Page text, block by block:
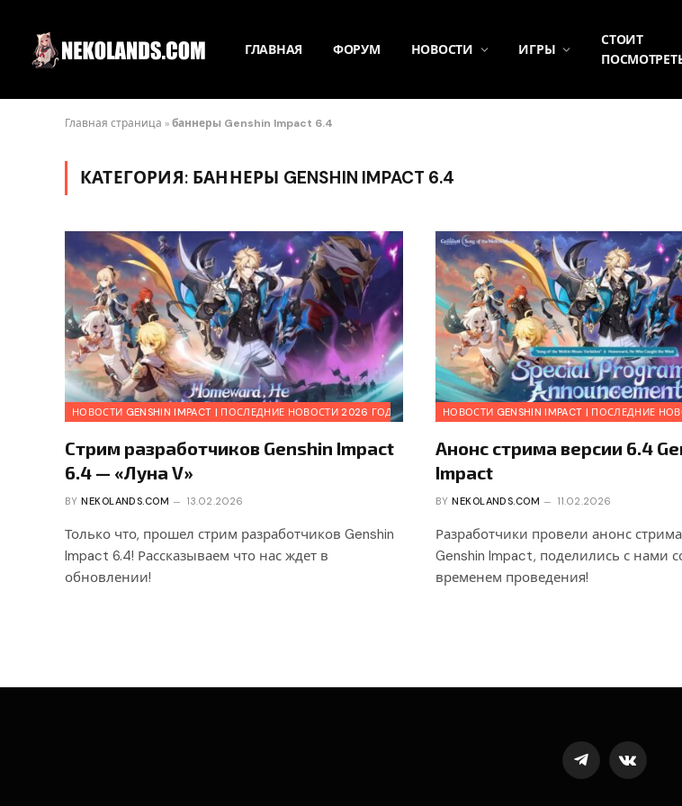
ГЛАВНАЯ ФОРУМ НОВОСТИ ИГРЫ
СТОИТ
Главная страница »баннеры Genshin Impact 6.4
КАТЕГОРИЯ: БАННЕРЫ GENSHIN IMPACT 6.4
НОВОСТИ GENSHIN IMPACT | ПОСЛЕДНИЕ НОВОСТИ 2026 ГОДА
Стрим разработчиков Genshin Impact
6.4 — «Луна V»
BY NEKOLANDS.COM 13.02.2026
Только что, прошел стрим разработчиков Genshin
Impact 6.4! Рассказываем что нас ждет в
обновлении!
НОВОСТИ GENSHIN IMPACT | ПОСЛЕДНИЕ
Анонс стрима версии 6.4
Impact
BY NEKOLANDS.COM 11.02.2026
Разработчики провели анонс
Genshin Impact, поделились с нами
временем проведения!
TelegramVKontakte